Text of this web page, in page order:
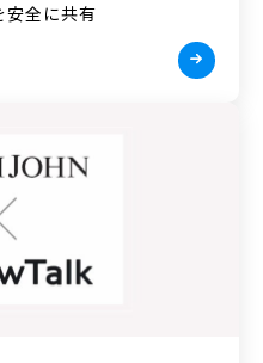
安全に共有